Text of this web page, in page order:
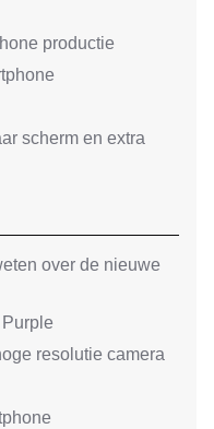
productie
scherm en extra
over de nieuwe
resolutie camera